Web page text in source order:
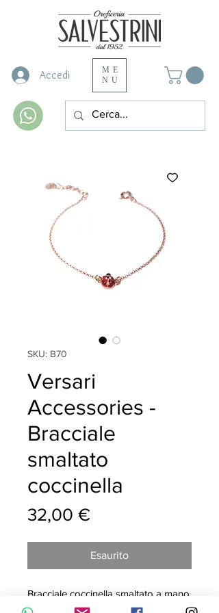
Accedi
ME
NU
SKU: B70
Versari
Accessories -
Bracciale
smaltato
coccinella
32,00 €Prezzo
Esaurito
Bracciale coccinella smaltato a mano,
in argento 925°%, galvanica oro rosa